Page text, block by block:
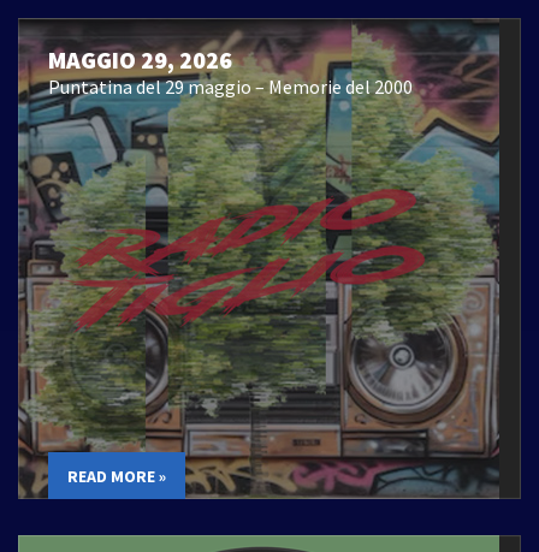
MAGGIO 29, 2026
Puntatina del 29 maggio – Memorie del 2000
READ MORE »